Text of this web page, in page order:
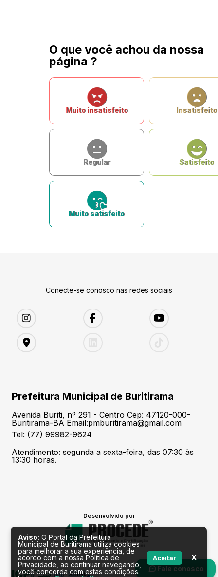
Fale conosco
O que você achou da nossa
página ?
Muito insatisfeito Insatisfeito
Regular Satisfeito
Muito satisfeito
Conecte-se conosco nas redes sociais
Prefeitura Municipal de Buritirama
Avenida Buriti, nº 291 - Centro Cep: 47120-000-
Buritirama-BA Email:pmburitirama@gmail.com
Tel: (77) 99982-9624
Atendimento: segunda a sexta-feira, das 07:30 às
13:30 horas.
Desenvolvido por
Aviso: O Portal da Prefeitura
Municipal de Buritirama utiliza cookies
para melhorar a sua experiência, de
acordo com a nossa Política de
Privacidade, ao continuar navegando,
você concorda com estas condições.
Aceitar X